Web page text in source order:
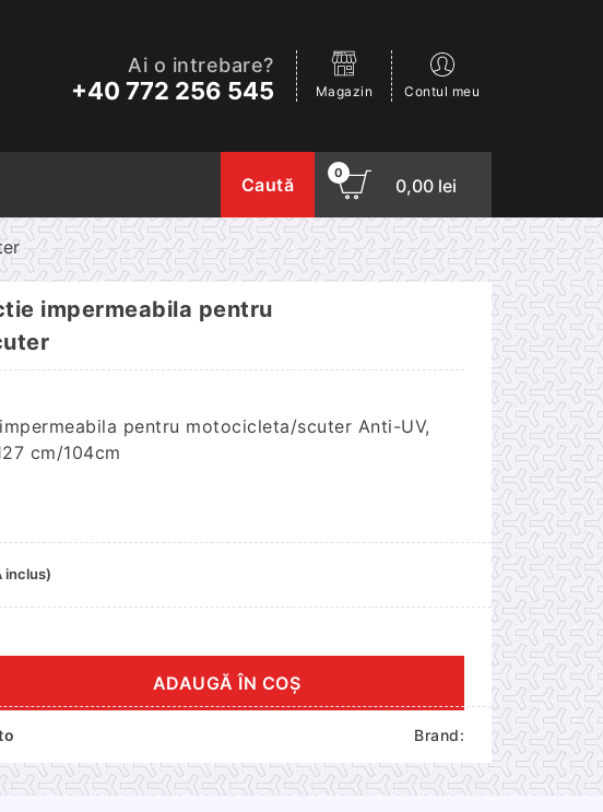
Ai o intrebare?
+40 772 256 545 Magazin Contul meu
Caută
0
0,00 lei
impermeabila pentru
pentru motocicleta/scuter Anti-UV,
cm/104cm
inclus)
ADAUGĂ ÎN COȘ
Brand: